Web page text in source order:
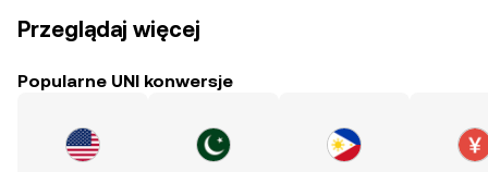
Przeglądaj więcej
Popularne UNI konwersje